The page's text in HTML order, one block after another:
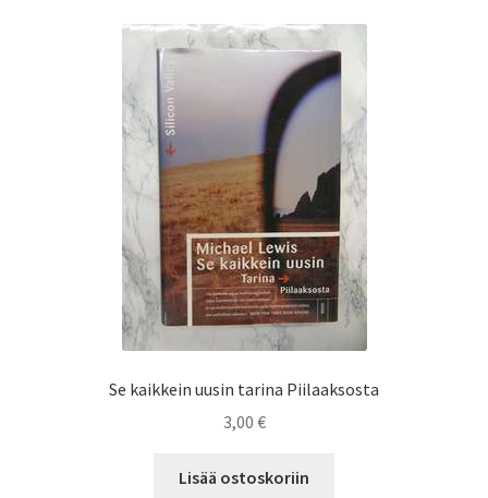
Se kaikkein uusin tarina Piilaaksosta
3,00 €
Lisää ostoskoriin